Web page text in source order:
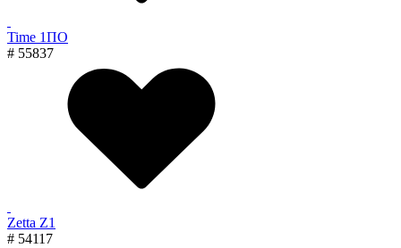
Time 1ПО
# 55837
Zetta Z1
# 54117